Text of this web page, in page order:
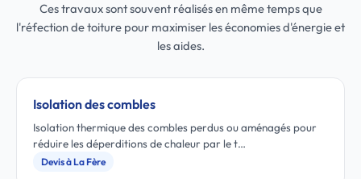
Ces travaux sont souvent réalisés en même temps que
l'réfection de toiture pour maximiser les économies d'énergie et
les aides.
Isolation des combles
Isolation thermique des combles perdus ou aménagés pour
réduire les déperditions de chaleur par le t…
Devis à La Fère